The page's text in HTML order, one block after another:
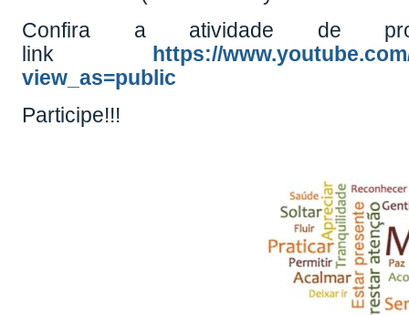
Confira a atividade de
link
https://
view_as=public
Participe!!!